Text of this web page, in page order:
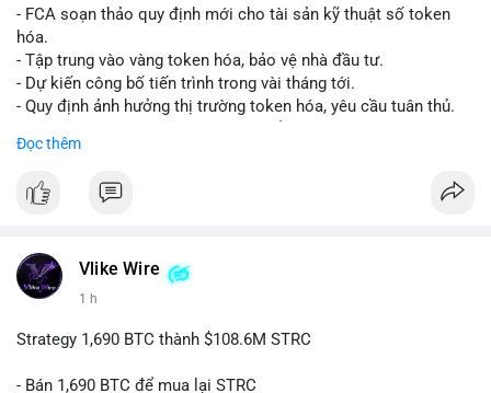
- FCA soạn thảo quy định mới cho tài sản kỹ thuật số token
hóa.
- Tập trung vào vàng token hóa, bảo vệ nhà đầu tư.
- Dự kiến công bố tiến trình trong vài tháng tới.
- Quy định ảnh hưởng thị trường token hóa, yêu cầu tuân thủ.
#binancesquare
#vlikevn #titanbot
Đọc thêm
Vlike Wire
1 h
Strategy 1,690 BTC thành $108.6M STRC
- Bán 1,690 BTC để mua lại STRC